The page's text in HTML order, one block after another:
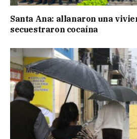
Santa Ana: allanaron una
secuestraron cocaína